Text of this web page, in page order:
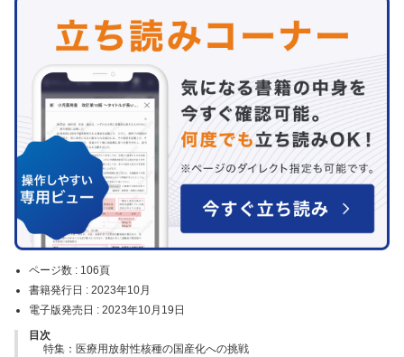
ページ数 : 106頁
書籍発行日 : 2023年10月
電子版発売日 : 2023年10月19日
目次
特集：医療用放射性核種の国産化への挑戦